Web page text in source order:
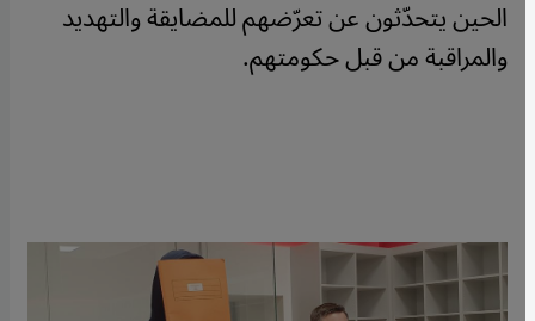
الحين يتحدّثون عن تعرّضهم للمضايقة والتهديد
والمراقبة من قبل حكومتهم.